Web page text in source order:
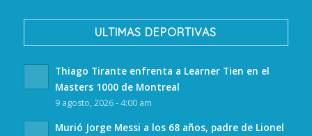
ULTIMAS DEPORTIVAS
Thiago Tirante enfrenta a Learner Tien en el
Masters 1000 de Montreal
9 agosto, 2026 - 4:00 am
Murió Jorge Messi a los 68 años, padre de Lionel